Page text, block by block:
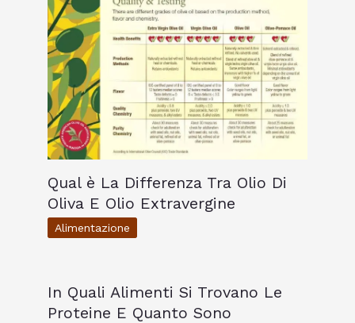
Qual è La Differenza Tra Olio Di
Oliva E Olio Extravergine
Alimentazione
In Quali Alimenti Si Trovano Le
Proteine E Quanto Sono